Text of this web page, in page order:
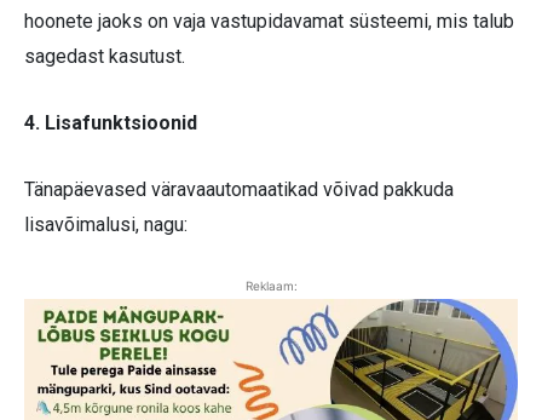
hoonete jaoks on vaja vastupidavamat süsteemi, mis talub
sagedast kasutust.
4. Lisafunktsioonid
Tänapäevased väravaautomaatikad võivad pakkuda
lisavõimalusi, nagu:
Reklaam: